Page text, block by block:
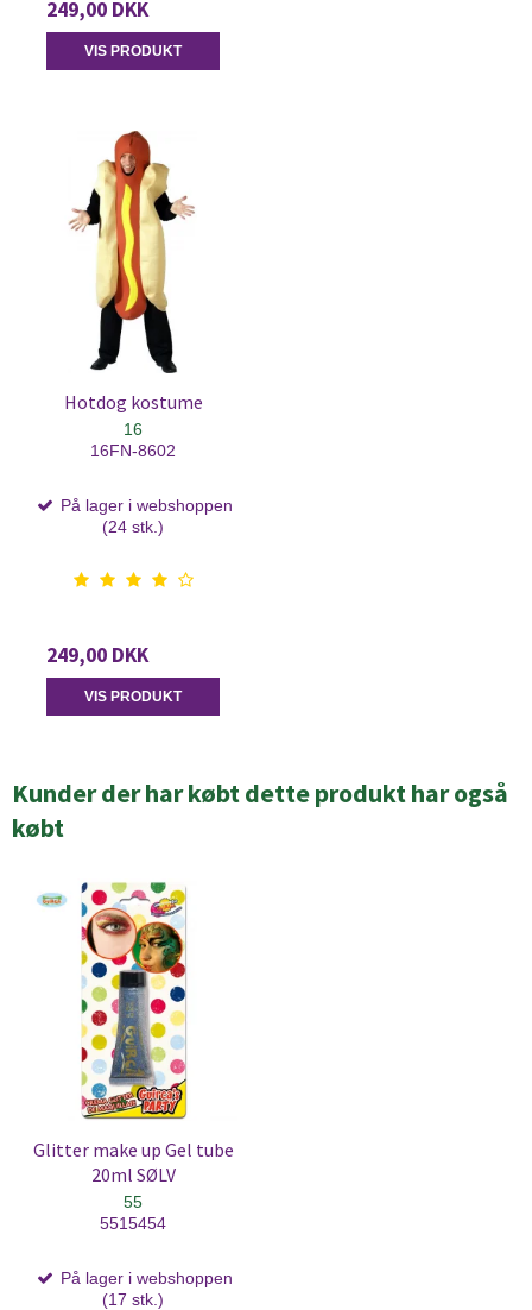
249,00 DKK
VIS PRODUKT
Hotdog kostume
16
16FN-8602
På lager i webshoppen
(24 stk.)
249,00 DKK
VIS PRODUKT
Kunder der har købt dette produkt har også
købt
Glitter make up Gel tube
20ml SØLV
55
5515454
På lager i webshoppen
(17 stk.)